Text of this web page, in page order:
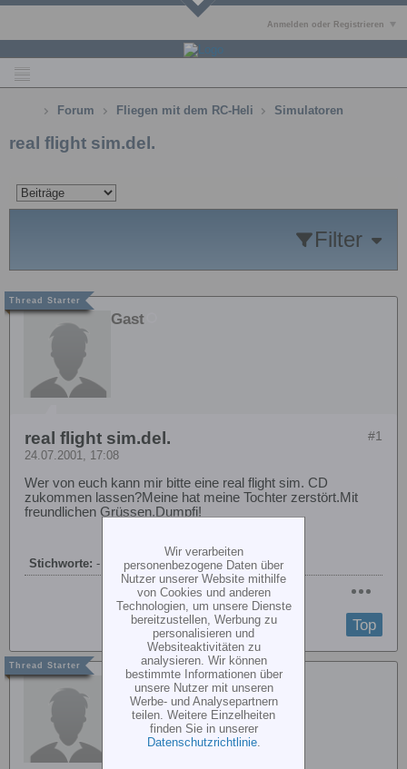
Anmelden oder Registrieren
Forum Fliegen mit dem RC-Heli Simulatoren
real flight sim.del.
Filter
Gast
#1
real flight sim.del.
24.07.2001, 17:08
Wer von euch kann mir bitte eine real flight sim. CD
zukommen lassen?Meine hat meine Tochter zerstört.Mit
freundlichen Grüssen,Dumpfi!
Stichworte: -
Top
Uli Haslinde
Wir verarbeiten
personenbezogene Daten über
Nutzer unserer Website mithilfe
von Cookies und anderen
Technologien, um unsere Dienste
bereitzustellen, Werbung zu
personalisieren und
Websiteaktivitäten zu
analysieren. Wir können
bestimmte Informationen über
unsere Nutzer mit unseren
Werbe- und Analysepartnern
teilen. Weitere Einzelheiten
finden Sie in unserer
Datenschutzrichtlinie.